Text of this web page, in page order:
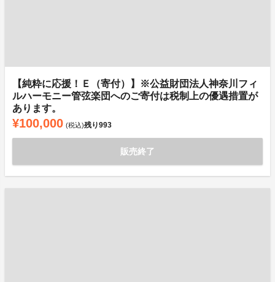
【純粋に応援！Ｅ（寄付）】※公益財団法人神奈川フィ
ルハーモニー管弦楽団へのご寄付は税制上の優遇措置が
あります。
¥100,000 (税込)残り993
販売終了